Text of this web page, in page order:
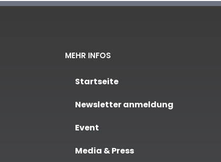
MEHR INFOS
Startseite
Newsletter anmeldung
Event
Media & Press